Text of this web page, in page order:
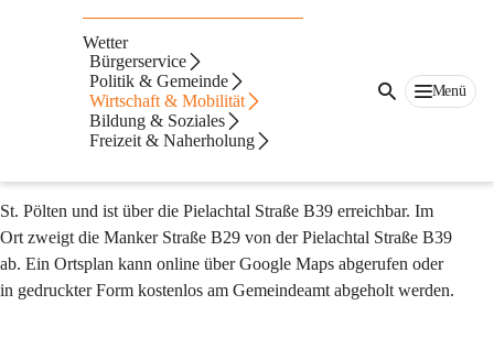
Wetter
Bürgerservice
Politik & Gemeinde
Wirtschaft & Mobilität
Bildung & Soziales
Freizeit & Naherholung
Menü
Mobilität
🚗 Straße
Ober-Grafendorf liegt südlich der niederösterreichischen
St. Pölten und ist über die Pielachtal Straße B39 erreichbar. Im
Ort zweigt die Manker Straße B29 von der Pielachtal Straße B39
ab. Ein Ortsplan kann online über Google Maps abgerufen oder
in gedruckter Form kostenlos am Gemeindeamt abgeholt werden.